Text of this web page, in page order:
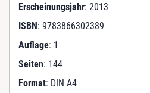
Erscheinungsjahr: 2013
ISBN: 9783866302389
Auflage: 1
Seiten: 144
Format: DIN A4